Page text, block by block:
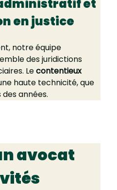
et
en justice
notre équipe
des juridictions
Le contentieux
haute technicité, que
années.
avocat